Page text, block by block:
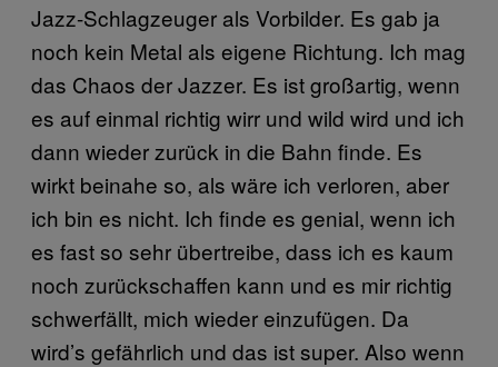
Jazz-Schlagzeuger als Vorbilder. Es gab ja
noch kein Metal als eigene Richtung. Ich mag
das Chaos der Jazzer. Es ist großartig, wenn
es auf einmal richtig wirr und wild wird und ich
dann wieder zurück in die Bahn finde. Es
wirkt beinahe so, als wäre ich verloren, aber
ich bin es nicht. Ich finde es genial, wenn ich
es fast so sehr übertreibe, dass ich es kaum
noch zurückschaffen kann und es mir richtig
schwerfällt, mich wieder einzufügen. Da
wird’s gefährlich und das ist super. Also wenn